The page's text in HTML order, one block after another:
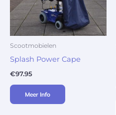
Scootmobielen
Splash Power Cape
€97.95
Meer Info